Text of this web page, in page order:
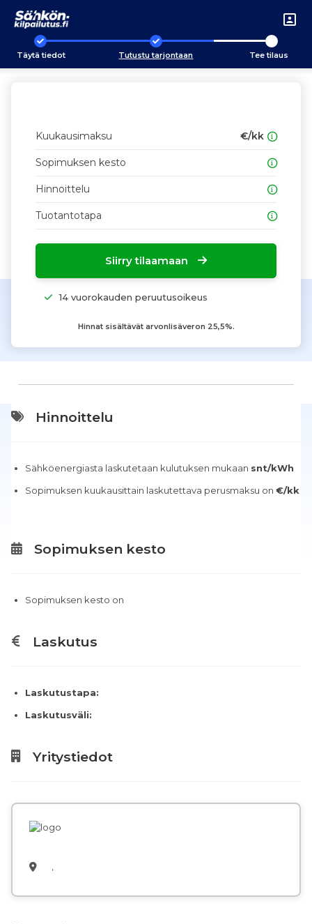
Täytä tiedot Tutustu tarjontaan Tee tilaus
Kuukausimaksu €/kk
Sopimuksen kesto
Hinnoittelu
Tuotantotapa
Siirry tilaamaan
14 vuorokauden peruutusoikeus
Hinnat sisältävät arvonlisäveron 25,5%.
Hinnoittelu
Sähköenergiasta laskutetaan kulutuksen mukaan snt/kWh
Sopimuksen kuukausittain laskutettava perusmaksu on €/kk
Sopimuksen kesto
Sopimuksen kesto on
Laskutus
Laskutustapa:
Laskutusväli:
Yritystiedot
,